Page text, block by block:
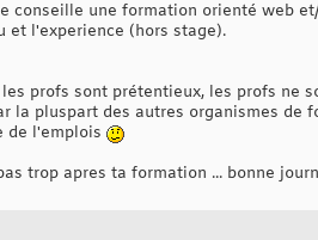
conseille une formation orienté web
et l'experience (hors stage).
profs sont prétentieux, les profs ne
la pluspart des autres organismes de
de l'emplois
trop apres ta formation ... bonne